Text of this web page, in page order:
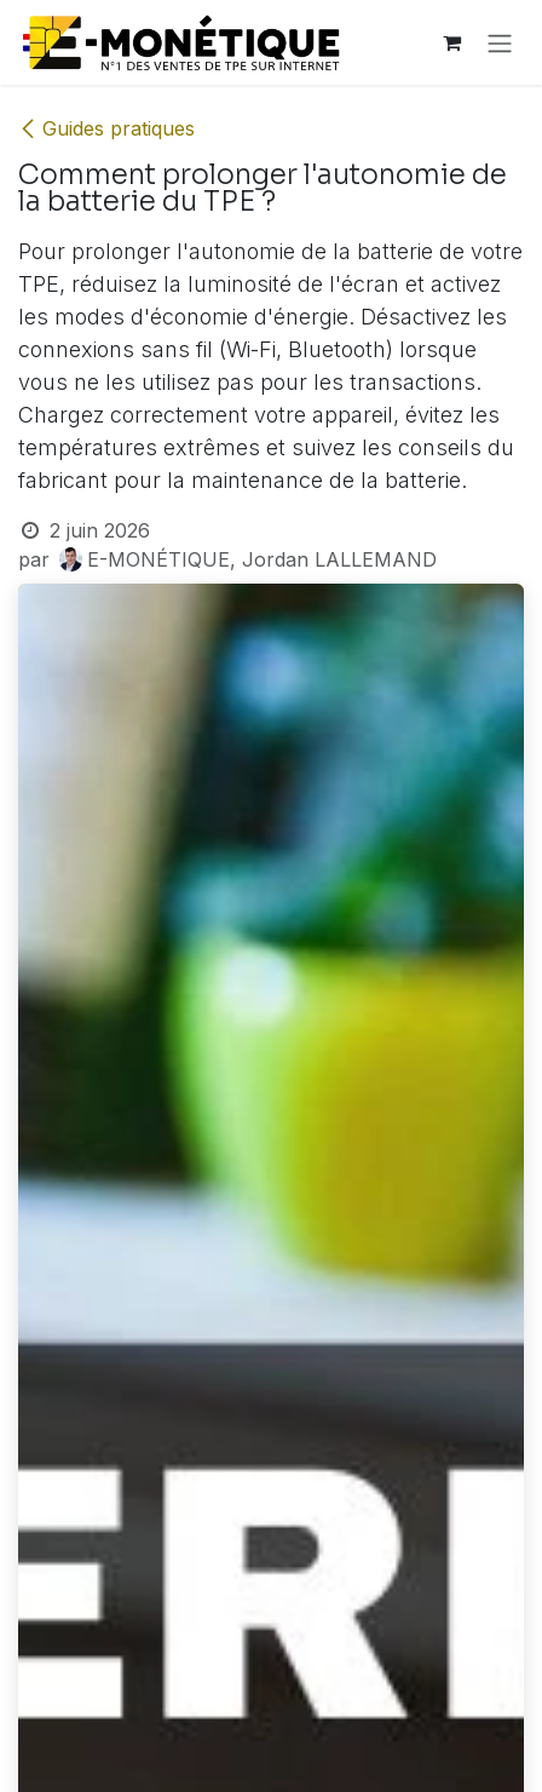
Se rendre au contenu
Guides pratiques
Comment prolonger l'autonomie de
la batterie du TPE ?
Pour prolonger l'autonomie de la batterie de votre
TPE, réduisez la luminosité de l'écran et activez
les modes d'économie d'énergie. Désactivez les
connexions sans fil (Wi-Fi, Bluetooth) lorsque
vous ne les utilisez pas pour les transactions.
Chargez correctement votre appareil, évitez les
températures extrêmes et suivez les conseils du
fabricant pour la maintenance de la batterie.
2 juin 2026
par
E-MONÉTIQUE, Jordan LALLEMAND